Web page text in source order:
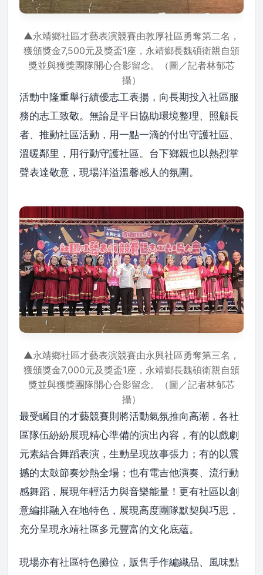
▲永靖鄉社區才藝表演競賽由敦厚社區勇奪第二名，
獲頒獎金7,500元及獎盃1座，永靖鄉長魏碩衛親自頒
獎並與獲獎團隊開心合影留念。（圖／記者林郁芯
攝）
活動中隆重舉行績優志工表揚，向長期投入社區服
務的志工致敬。無論是平日協助環境整理、照顧長
者、推動社區活動，用一點一滴的付出守護社區、
溫暖鄰里，用行動守護社區。台下鄉親也以熱烈掌
聲表達敬意，現場洋溢溫馨感人的氛圍。
▲永靖鄉社區才藝表演競賽由永興社區勇奪第三名，
獲頒獎金7,000元及獎盃1座，永靖鄉長魏碩衛親自頒
獎並與獲獎團隊開心合影留念。（圖／記者林郁芯
攝）
最受矚目的才藝競賽則將活動氣氛推向高潮，各社
區隊伍紛紛展現精心準備的演出內容，有的以戲劇
元素結合舞蹈表演，生動呈現故事張力；有的以震
撼的太鼓節奏炒熱全場；也有電吉他演奏、流行動
感舞蹈，展現年輕活力與音樂能量！更有社區以創
意編排融入在地特色，展現高度團隊默契與巧思，
充分呈現永靖社區多元豐富的文化底蘊。
現場亦有社區特色攤位，販售手作編織品、風味點